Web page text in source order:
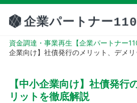
資金調達・事業再生【企業パートナー
企業向け】社債発行のメリット、デメ
【中小企業向け】社債発行
リットを徹底解説